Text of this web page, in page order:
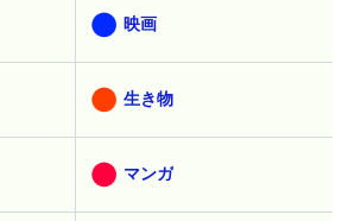
映画
生き物
マンガ